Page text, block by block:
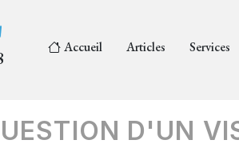
Accueil Articles Services
D'UN